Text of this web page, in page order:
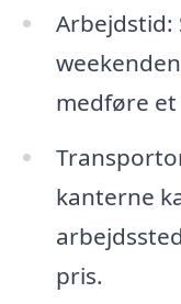
Arbejdstid:
medføre
kanterne
pris.